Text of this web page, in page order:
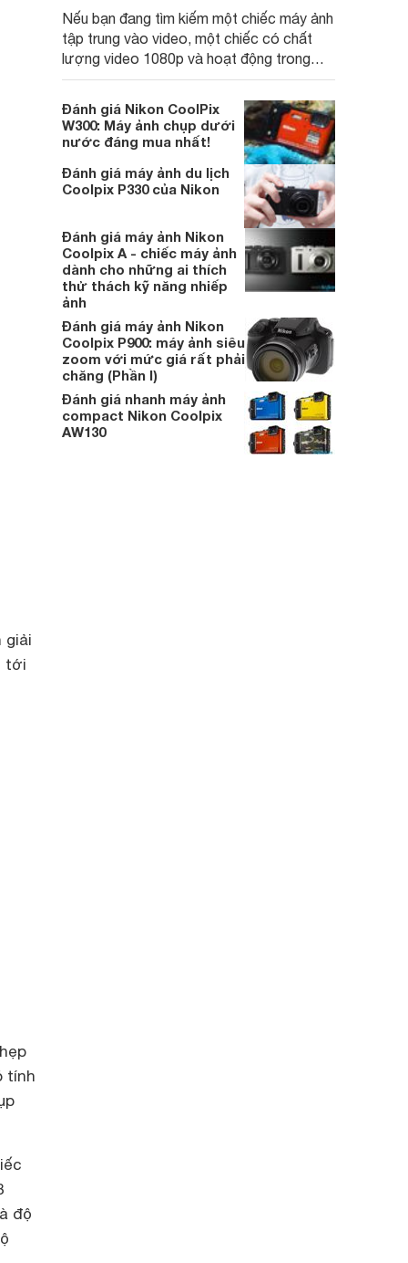
giải
tới
tính
độ
Nếu bạn đang tìm kiếm một chiếc máy ảnh
tập trung vào video, một chiếc có chất
lượng video 1080p và hoạt động trong
môi trường vlog, thì một trong những
chiếc máy ảnh vlog tốt nhất dưới 300
USD là Nikon Coolpix S9900.
Đánh giá Nikon CoolPix
W300: Máy ảnh chụp dưới
nước đáng mua nhất!
Đánh giá máy ảnh du lịch
Coolpix P330 của Nikon
Đánh giá máy ảnh Nikon
Coolpix A - chiếc máy ảnh
dành cho những ai thích
thử thách kỹ năng nhiếp
ảnh
Đánh giá máy ảnh Nikon
Coolpix P900: máy ảnh siêu
zoom với mức giá rất phải
chăng (Phần I)
Đánh giá nhanh máy ảnh
compact Nikon Coolpix
AW130